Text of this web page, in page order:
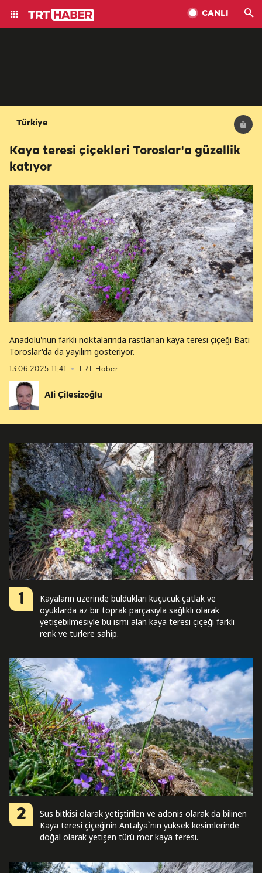
CANLI
Türkiye
Kaya teresi çiçekleri Toroslar'a güzellik
katıyor
13.06.2025 11:41 TRT Haber
Anadolu'nun farklı noktalarında rastlanan kaya teresi çiçeği Batı
Toroslar'da da yayılım gösteriyor.
Ali Çilesizoğlu
1
Kayaların üzerinde buldukları küçücük çatlak ve
oyuklarda az bir toprak parçasıyla sağlıklı olarak
yetişebilmesiyle bu ismi alan kaya teresi çiçeği farklı
renk ve türlere sahip.
2
Süs bitkisi olarak yetiştirilen ve adonis olarak da bilinen
Kaya teresi çiçeğinin Antalya`nın yüksek kesimlerinde
doğal olarak yetişen türü mor kaya teresi.